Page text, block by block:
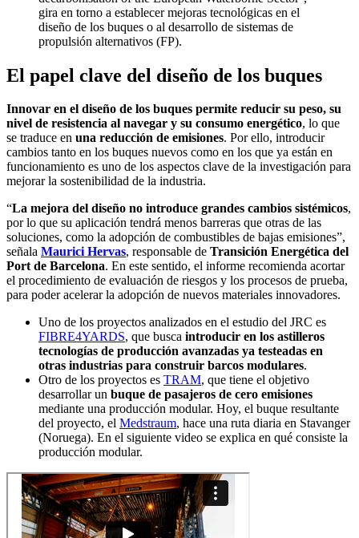
gira en torno a establecer mejoras tecnológicas en el
diseño de los buques o al desarrollo de sistemas de
propulsión alternativos (FP).
El papel clave del diseño de los buques
Innovar en el diseño de los buques permite reducir su peso, su
nivel de resistencia al navegar y su consumo energético, lo que
se traduce en una reducción de emisiones. Por ello, introducir
cambios tanto en los buques nuevos como en los que ya están en
funcionamiento es uno de los aspectos clave de la investigación para
mejorar la sostenibilidad de la industria.
“La mejora del diseño no introduce grandes cambios sistémicos,
por lo que su aplicación tendrá menos barreras que otras de las
soluciones, como la adopción de combustibles de bajas emisiones”,
señala Maurici Hervas, responsable de Transición Energética del
Port de Barcelona. En este sentido, el informe recomienda acortar
el procedimiento de evaluación de riesgos y los procesos de prueba,
para poder acelerar la adopción de nuevos materiales innovadores.
Uno de los proyectos analizados en el estudio del JRC es
FIBRE4YARDS, que busca introducir en los astilleros
tecnologías de producción avanzadas ya testeadas en
otras industrias para construir barcos modulares.
Otro de los proyectos es TRAM, que tiene el objetivo
desarrollar un buque de pasajeros de cero emisiones
mediante una producción modular. Hoy, el buque resultante
del proyecto, el Medstraum, hace una ruta diaria en Stavanger
(Noruega). En el siguiente video se explica en qué consiste la
producción modular.